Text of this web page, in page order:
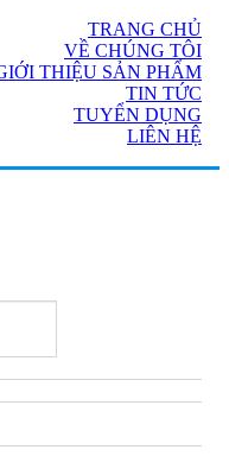
TRANG CHỦ
VỀ CHÚNG TÔI
THIỆU SẢN PHẨM
TIN TỨC
TUYỂN DỤNG
LIÊN HỆ